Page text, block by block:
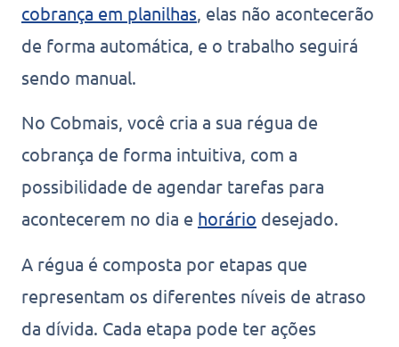
cobrança em planilhas , elas não acontecerão
de forma automática, e o trabalho seguirá
sendo manual.
No Cobmais, você cria a sua régua de
cobrança de forma intuitiva, com a
possibilidade de agendar tarefas para
acontecerem no dia e horário desejado.
A régua é composta por etapas que
representam os diferentes níveis de atraso
da dívida. Cada etapa pode ter ações